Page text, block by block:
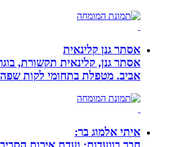
אסתר גנן קלינאית
אסתר גנן, קלינאית תקשורת, בוגרת
אביב. מטפלת בתחומי לקות שפה
איתי אלמוג בר: